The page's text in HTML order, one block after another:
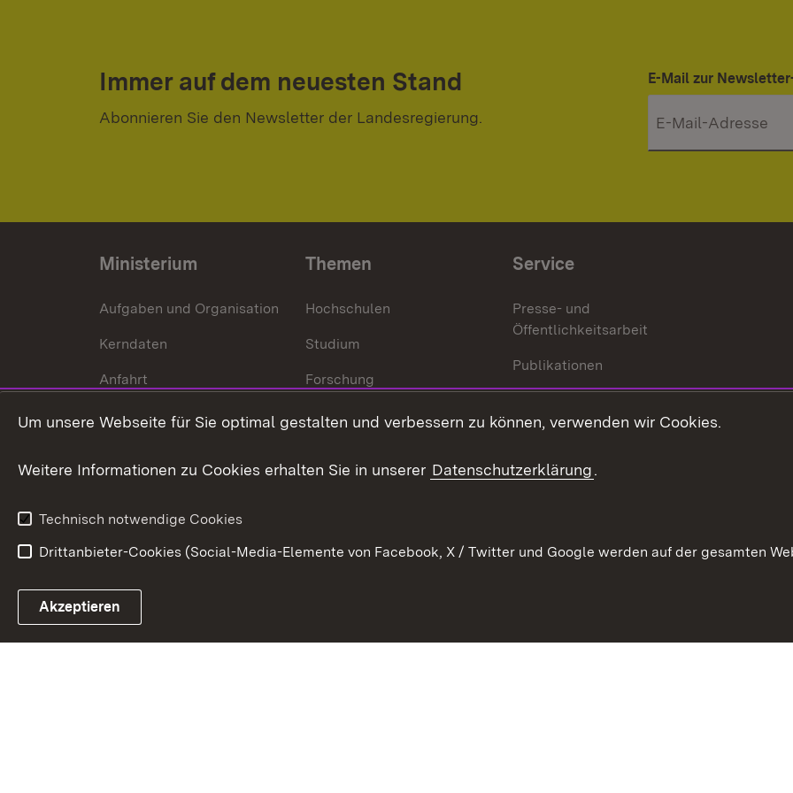
Immer auf dem neuesten Stand
Abonnieren Sie den Newsletter der Landesregierung.
E-Mail zur
Ministerium
Aufgaben und Organisation
Kerndaten
Anfahrt
Themen
Hochschulen
Studium
Forschung
Internationales
Service
Presse- und
Öffentlichkeitsarbeit
Publikationen
Mediathek
Ausschreibungen
Link zum Landesportal
Um unsere Webseite für Sie optimal gestalten und verbessern zu können, verwenden wir Cookies.
Weitere Informationen zu Cookies erhalten Sie in unserer Datenschutzerklärung.
Technisch notwendige Cookies
Drittanbieter-Cookies (Social-Media-Elemente von Facebook, X / Twitter und Google werden auf der gesamten
Akzeptieren